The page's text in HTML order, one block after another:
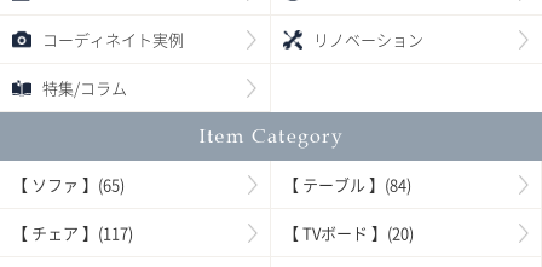
コーディネイト実例 リノベーション
特集/コラム
【 ソファ 】(65) 【 テーブル 】(84)
【 チェア 】(117) 【 TVボード 】(20)